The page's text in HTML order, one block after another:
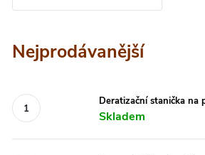
Nejprodávanější
Deratizační stanička na
Skladem